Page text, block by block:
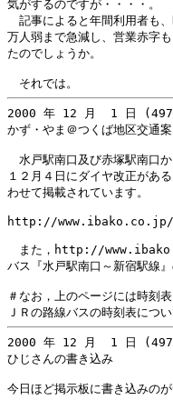
気がするのですが・・・・。
記事によると年間利用者も
万人弱まで急減し、営業赤字
たのでしょうか。
2000 年 12 月  1 日
かず・やま＠つくば地区交通
水戸駅南口及び赤塚駅南口
１２月４日にダイヤ改正があ
わせて掲載されています。
http://
また，http://
バス『水戸駅南口～新宿駅線
＃なお，上のページには時
2000 年 12 月  1 日
ひじさんの書き込み
今日ほど掲示板に書き込みの